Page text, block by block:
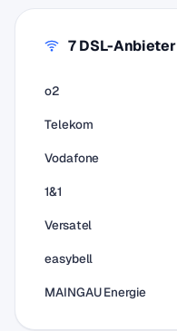
7 DSL-Anbieter
o2
Telekom
Vodafone
1&1
Versatel
easybell
MAINGAU Energie